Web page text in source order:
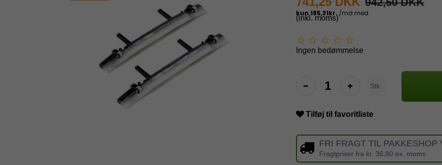
(inkl. moms)
Ingen bedømmelse
Stk.
Tilføj til favoritliste
FRI FRAGT TIL
Fragtpriser fra kr. 36,80 ex. moms